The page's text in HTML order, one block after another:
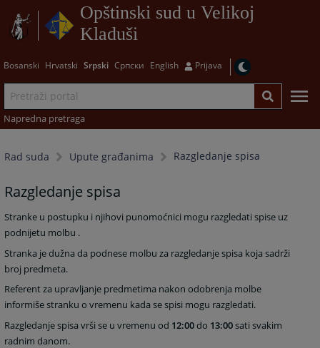
Opštinski sud u Velikoj
Kladuši
Bosanski Hrvatski Srpski Српски English Prijava
Napredna pretraga
Rad suda Upute građanima Razgledanje spisa
Razgledanje spisa
Stranke u postupku i njihovi punomoćnici mogu razgledati spise uz
podnijetu molbu .
Stranka je dužna da podnese molbu za razgledanje spisa koja sadrži
broj predmeta.
Referent za upravljanje predmetima nakon odobrenja molbe
informiše stranku o vremenu kada se spisi mogu razgledati.
Razgledanje spisa vrši se u vremenu od 12:00do 13:00sati svakim
radnim danom.